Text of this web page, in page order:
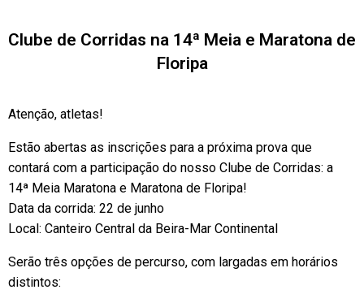
Clube de Corridas na 14ª Meia e Maratona de
Floripa
Atenção, atletas!
Estão abertas as inscrições para a próxima prova que
contará com a participação do nosso Clube de Corridas: a
14ª Meia Maratona e Maratona de Floripa!
Data da corrida: 22 de junho
Local: Canteiro Central da Beira-Mar Continental
Serão três opções de percurso, com largadas em horários
distintos: